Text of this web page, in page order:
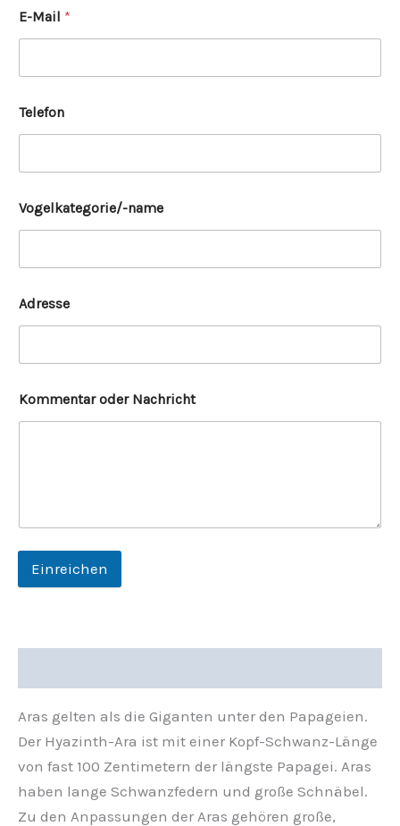
E-Mail *
Telefon
Vogelkategorie/-name
Adresse
Kommentar oder Nachricht
Einreichen
Aras gelten als die Giganten unter den Papageien.
Der Hyazinth-Ara ist mit einer Kopf-Schwanz-Länge
von fast 100 Zentimetern der längste Papagei. Aras
haben lange Schwanzfedern und große Schnäbel.
Zu den Anpassungen der Aras gehören große,